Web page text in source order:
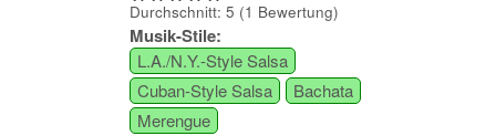
Durchschnitt: 5 (1 Bewertung)
Musik-Stile:
L.A./N.Y.-Style Salsa
Cuban-Style Salsa
Bachata
Merengue